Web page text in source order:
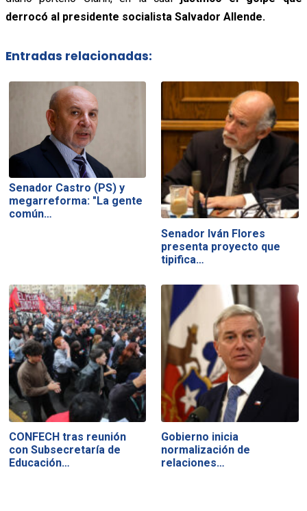
derrocó al presidente socialista Salvador Allende.
Entradas relacionadas:
Senador Castro (PS) y
megarreforma: "La gente
común…
Senador Iván Flores
presenta proyecto que
tipifica…
CONFECH tras reunión
con Subsecretaría de
Educación…
Gobierno inicia
normalización de
relaciones…